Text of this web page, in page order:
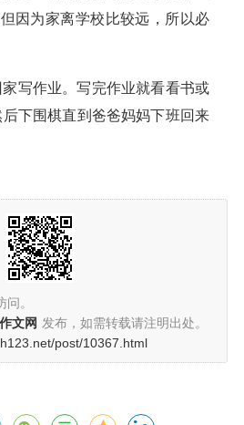
因为家离学校比较远，所以必
写作业。写完作业就看看书或
下围棋直到爸爸妈妈下班回来
。
文网 发布，如需转载请注明出处。
post/10367.html